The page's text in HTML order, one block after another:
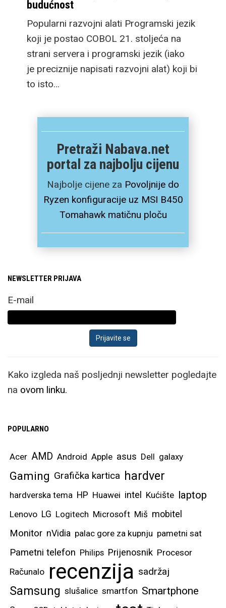
budućnost
Popularni razvojni alati Programski jezik
koji je postao COBOL 21. stoljeća na
strani servera i programski jezik (iako
je preciznije napisati razvojni alat) koji bi
to isto…
Pretraži Nabava.net
portal za najbolju cijenu
Najbolje cijene za Povoljnije do
Ryzen konfiguracije uz MSI B450
Tomahawk matičnu ploču
NEWSLETTER PRIJAVA
E-mail
Kako izgleda naš posljednji newsletter pogledajte
na ovom linku.
POPULARNO
Acer AMD Android Apple asus Dell galaxy
Gaming Grafička kartica hardver
hardverska tema HP Huawei intel Kućište laptop
Lenovo LG Logitech Microsoft Miš mobitel
Monitor nVidia palac gore za kupnju pametni sat
Pametni telefon Philips Prijenosnik Procesor
Računalo recenzija sadržaj
Samsung slušalice smartfon Smartphone